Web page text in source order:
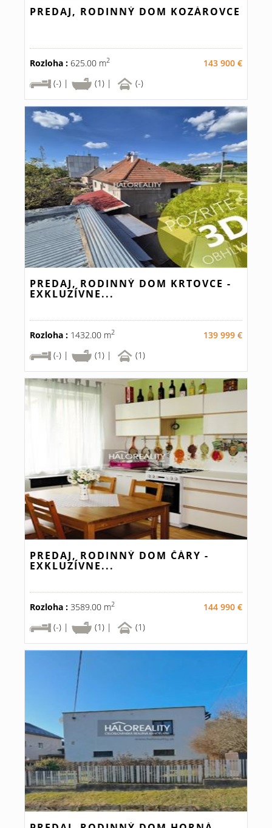
PREDAJ, RODINNÝ DOM KOZÁROVCE
Rozloha : 625.00 m2
143 900 €
(-) |
(1) | (-)
PREDAJ, RODINNÝ DOM KRTOVCE -
EXKLUZÍVNE...
Rozloha : 1432.00 m2
139 999 €
(-) |
(1) | (1)
PREDAJ, RODINNÝ DOM ČÁRY -
EXKLUZÍVNE...
Rozloha : 3589.00 m2
144 990 €
(-) |
(1) | (1)